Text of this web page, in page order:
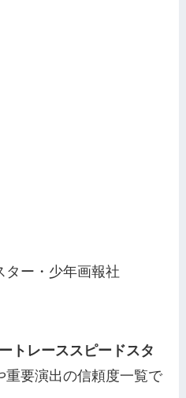
ー・少年画報社
トレーススピードスタ
重要演出の信頼度一覧で